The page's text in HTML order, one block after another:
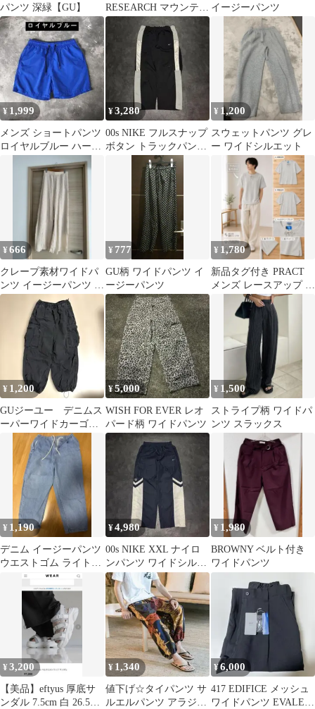
パンツ 深緑【GU】
RESEARCH マウンテン
パンツメンズL
イージーパンツ
¥ 1,999
メンズ ショートパンツ
ロイヤルブルー ハーフ
¥3,280
00s NIKE フルスナップ
ボタン トラックパンツ
L ワイド ブラック 黒
¥ 1,200
スウェットパンツ グレ
ー ワイドシルエット
¥666
クレープ素材ワイドパ
ンツ イージーパンツ ア
イボリー
¥ 777
GU柄 ワイドパンツ イ
ージーパンツ
¥ 1,780
新品タグ付き PRACT
メンズ レースアップ 半
袖カットソー グレー L
¥ 1,200
GUジーユー デニムス
ーパーワイドカーゴパ
ンツ L ブラック
¥5,000
WISH FOR EVER レオ
パード柄 ワイドパンツ
¥ 1,500
ストライプ柄 ワイドパ
ンツ スラックス
¥ 1,190
デニム イージーパンツ
ウエストゴム ライトブ
ルー M
¥4,980
00s NIKE XXL ナイロ
ンパンツ ワイドシルエ
ット ルーズ ネイビー
紺
¥ 1,980
BROWNY ベルト付き
ワイドパンツ
¥3,200
【美品】eftyus 厚底サ
ンダル 7.5cm 白 26.5〜
¥ 1,340
値下げ☆タイパンツ サ
ルエルパンツ アラジン
¥6,000
417 EDIFICE メッシュ
ワイドパンツ EVALET